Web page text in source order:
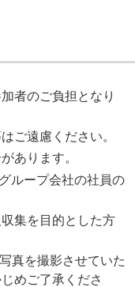
者のご負担となり
ご遠慮ください。
あります。
ループ会社の社員の
集を目的とした方
真を撮影させていた
めご了承くださ